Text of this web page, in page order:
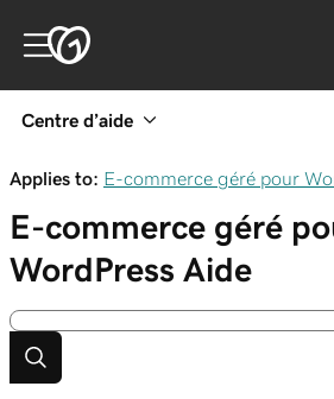
Centre d’aide
Applies to: E-commerce géré pour
E-commerce géré
WordPress Aide